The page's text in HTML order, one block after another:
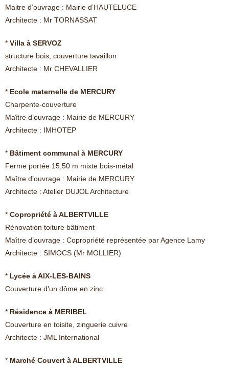
Maitre d’ouvrage : Mairie d’HAUTELUCE
Architecte : Mr TORNASSAT
* Villa à SERVOZ
structure bois, couverture tavaillon
Architecte : Mr CHEVALLIER
* Ecole maternelle de MERCURY
Charpente-couverture
Maître d’ouvrage : Mairie de MERCURY
Architecte : IMHOTEP
* Bâtiment communal à MERCURY
Ferme portée 15,50 m mixte bois-métal
Maître d’ouvrage : Mairie de MERCURY
Architecte : Atelier DUJOL Architecture
* Copropriété à ALBERTVILLE
Rénovation toiture bâtiment
Maître d’ouvrage : Copropriété représentée par Agence Lamy
Architecte : SIMOCS (Mr MOLLIER)
* Lycée à AIX-LES-BAINS
Couverture d’un dôme en zinc
* Résidence à MERIBEL
Couverture en toisite, zinguerie cuivre
Architecte : JML International
* Marché Couvert à ALBERTVILLE